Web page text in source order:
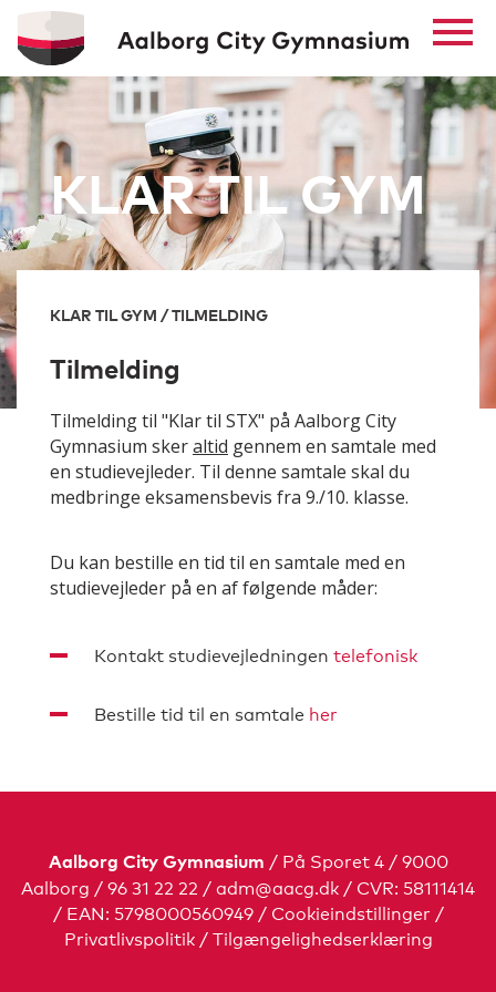
KLAR TIL GYM
KLAR TIL GYM / TILMELDING
Tilmelding
Tilmelding til "Klar til STX" på Aalborg City
Gymnasium skeraltid gennem en samtale med
en studievejleder. Til denne samtale skal du
medbringe eksamensbevis fra 9./10. klasse.
Du kan bestille en tid til en samtale med en
studievejleder på en af følgende måder:
Kontakt studievejledningen telefonisk
Bestille tid til en samtale her
Aalborg City Gymnasium / På Sporet 4 / 9000
Aalborg / 96 31 22 22 /adm@aacg.dk / CVR: 58111414
/ EAN: 5798000560949 / Cookieindstillinger /
Privatlivspolitik /Tilgængelighedserklæring